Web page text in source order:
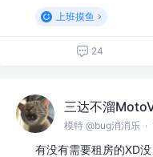
上班摸鱼
24
三达不溜
模特 @bug消消乐 ·
有没有需要租房的XD没